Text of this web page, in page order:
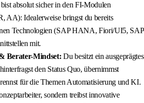
absolut sicher in den FI-Modulen
AA): Idealerweise bringst du bereits
Technologien (SAP HANA, Fiori/UI5, SAP
mit.
Berater-Mindset: Du besitzt ein ausgeprägtes
den Status Quo, übernimmst
für die Themen Automatisierung und KI.
sondern treibst innovative